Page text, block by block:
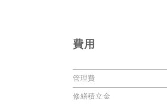
費用
管理費
修繕積立金